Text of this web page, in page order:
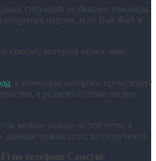
ситуаций не бывает, умельцы
открытия пароля, и от Вай Фай в
способ, который помог мне,
, с помощью которого происходит
я разделю статью на две
можно только от той сети, к
данные чужой сети, не получится.
на телефоне Самсунг